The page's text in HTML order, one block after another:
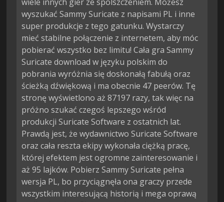
wyszukać Sammy Suricate z napisami PL i inne
super produkcje z tego gatunku. Wystarczy
mieć stabilne połączenie z internetem, aby móc
pobierać wszystko bez limitu! Cała gra Sammy
Suricate download w języku polskim do
pobrania wyróżnia się doskonałą fabułą oraz
ścieżką dźwiękową i ma obecnie 47 peerów. Tę
stronę wyświetlono aż 87197 razy, tak więc na
próżno szukać czegoś lepszego wśród
produkcji Suricate Software z ostatnich lat.
Prawdą jest, że wydawnictwo Suricate Software
oraz cała reszta ekipy wykonała ciężką pracę,
której efektem jest ogromne zainteresowanie i
aż 95 lajków. Pobierz Sammy Suricate pełna
wersja PL, bo przyciągnęła ona graczy przede
wszystkim interesującą historią i mega oprawą